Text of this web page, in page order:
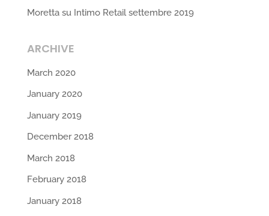
Moretta su Intimo Retail settembre 2019
ARCHIVE
March 2020
January 2020
January 2019
December 2018
March 2018
February 2018
January 2018